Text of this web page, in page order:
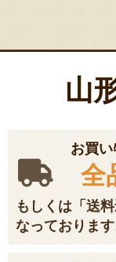
山
お買
全
もしくは「送
なっております